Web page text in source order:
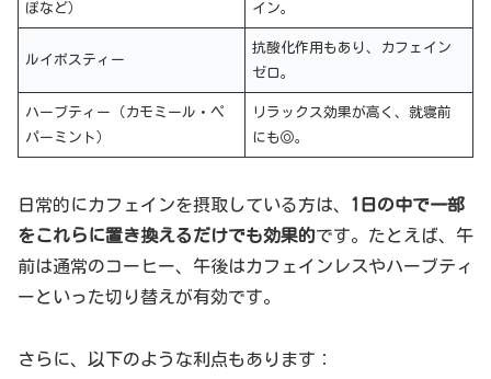
ぽなど）
イン。
ルイボスティー
抗酸化作用もあり、カフェイン
ゼロ。
ハーブティー（カモミール・ペ
パーミント）
リラックス効果が高く、就寝前
にも◎。
日常的にカフェインを摂取している方は、 1日の中で一部
をこれらに置き換えるだけでも効果的です。たとえば、午
前は通常のコーヒー、午後はカフェインレスやハーブティ
ーといった切り替えが有効です。
さらに、以下のような利点もあります：